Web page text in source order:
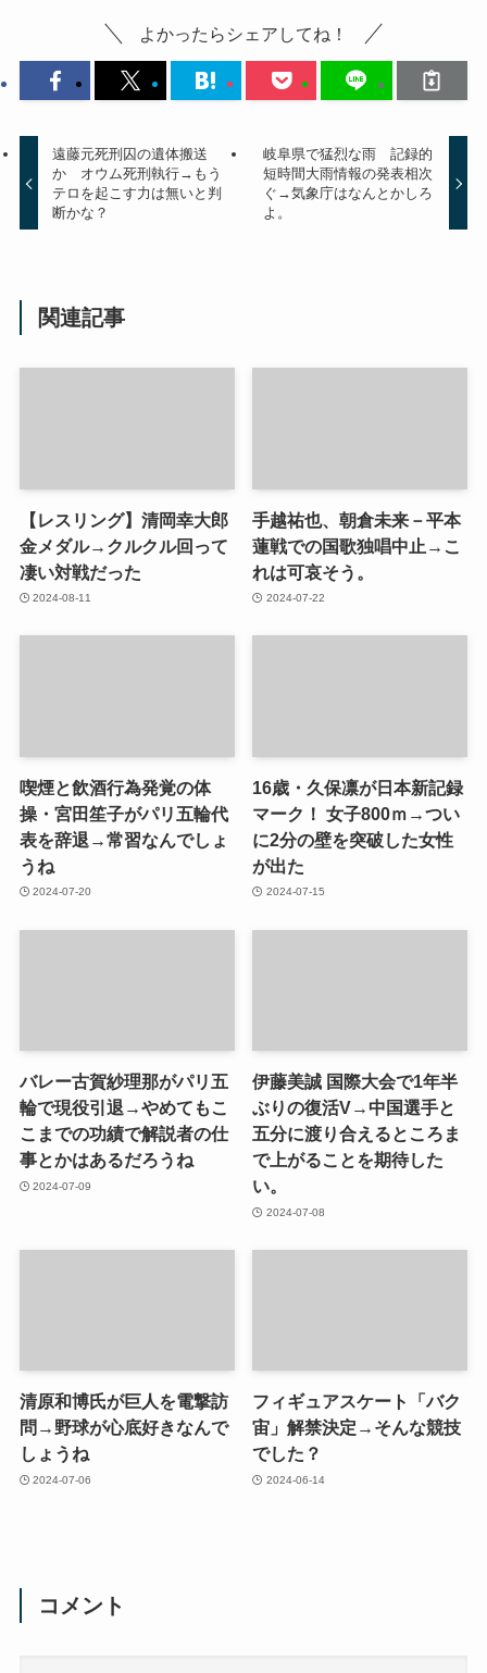
よかったらシェアしてね！
遠藤元死刑囚の遺体搬送
か オウム死刑執行→もう
テロを起こす力は無いと判
断かな？
岐阜県で猛烈な雨 記録的
短時間大雨情報の発表相次
ぐ→気象庁はなんとかしろ
よ。
関連記事
【レスリング】清岡幸大郎
金メダル→クルクル回って
凄い対戦だった
2024-08-11
手越祐也、朝倉未来－平本
蓮戦での国歌独唱中止→こ
れは可哀そう。
2024-07-22
喫煙と飲酒行為発覚の体
操・宮田笙子がパリ五輪代
表を辞退→常習なんでしょ
うね
2024-07-20
16歳・久保凛が日本新記録
マーク！ 女子800ｍ→つい
に2分の壁を突破した女性
が出た
2024-07-15
バレー古賀紗理那がパリ五
輪で現役引退→やめてもこ
こまでの功績で解説者の仕
事とかはあるだろうね
2024-07-09
伊藤美誠 国際大会で1年半
ぶりの復活V→中国選手と
五分に渡り合えるところま
で上がることを期待した
い。
2024-07-08
清原和博氏が巨人を電撃訪
問→野球が心底好きなんで
しょうね
2024-07-06
フィギュアスケート「バク
宙」解禁決定→そんな競技
でした？
2024-06-14
コメント